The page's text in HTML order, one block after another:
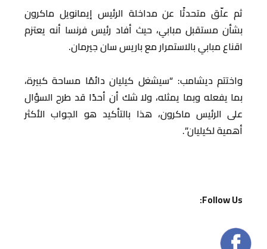
ثم علّق متحدثًا عن مداخلة الرئيس إيمانويل ماكرون
بشأن مستقبل مبابي، حيث أفاد رئيس فرنسا أنه يعتزم
اقناع مبابي بالاستمرار مع باريس سان جيرمان.
واختتم ديشامب: “سيشغل كيليان دائمًا مساحة كبيرة،
بما يفعله وبما يمثله، ولا شك أن أحدًا قد طرح السؤال
على الرئيس ماكرون، هذا بالتأكيد هو الجواب الأكثر
أهمية لكيليان”.
Follow Us: